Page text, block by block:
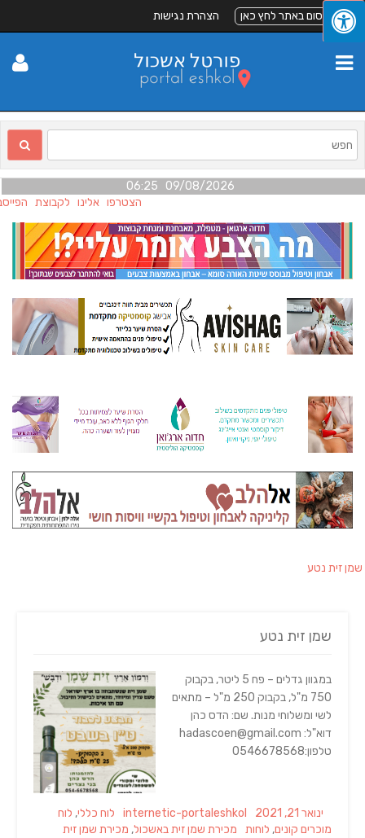
לפרסום באתר לחץ כאן הצהרת נגישות
09/08/2026 06:25
הצטרפו אלינו לקבוצת
שמן זית נטע
שמן זית נטע
במגוון גדלים – פח 5 ליטר, בקבוק
750 מ"ל, בקבוק 250 מ"ל – מתאים
לשי ומשלוחי מנות. שם: הדס כהן
דוא"ל: hadascoen@gmail.com
טלפון:0546678568
Posted
on
ינואר 21, 2021 Author
internetic-portaleshkol
Categories
לוח כללי, לוח
מוכרים קונים, לוחות Tags
מכירת שמן זית באשכול, מכירת שמן זית